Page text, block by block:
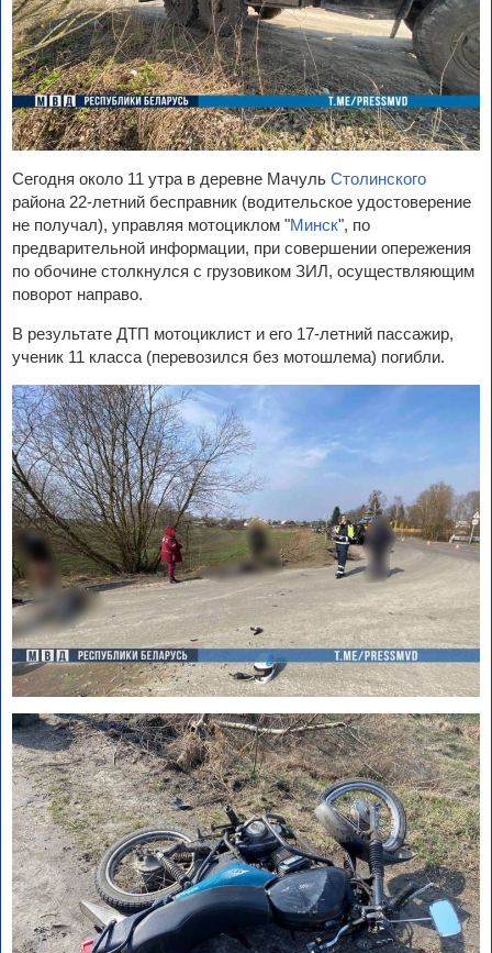
Сегодня около 11 утра в деревне Мачуль Столинского
района 22-летний бесправник (водительское удостоверение
не получал), управляя мотоциклом "Минск", по
предварительной информации, при совершении опережения
по обочине столкнулся с грузовиком ЗИЛ, осуществляющим
поворот направо.
В результате ДТП мотоциклист и его 17-летний пассажир,
ученик 11 класса (перевозился без мотошлема) погибли.